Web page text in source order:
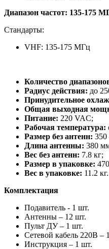
Диапазон частот: 135-175
Стандарты:
VHF: 135-175 МГц
Количество
Радиус действия: до
Принудительное
Общая выходная
Питание: 220 VAC;
Рабочая температура:
Размер без антенн: 350
Длина антенны: 380
Вес без антенн: 7.8 кг;
Размер в упаковке:
Вес в упаковке: 11.2 кг.
Комплектация
Подавитель - 1 шт.
Антенны – 12 шт.
Пульт ДУ – 1 шт.
Сетевой кабель 220В –
Инструкция – 1 шт.